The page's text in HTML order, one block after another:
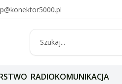
RADIOKOMUNIKACJA